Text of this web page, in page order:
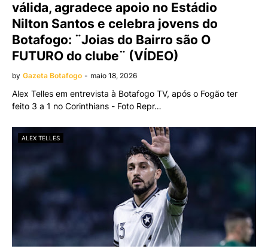
válida, agradece apoio no Estádio
Nilton Santos e celebra jovens do
Botafogo: ¨Joias do Bairro são O
FUTURO do clube¨ (VÍDEO)
by Gazeta Botafogo - maio 18, 2026
Alex Telles em entrevista à Botafogo TV, após o Fogão ter
feito 3 a 1 no Corinthians - Foto Repr…
ALEX TELLES